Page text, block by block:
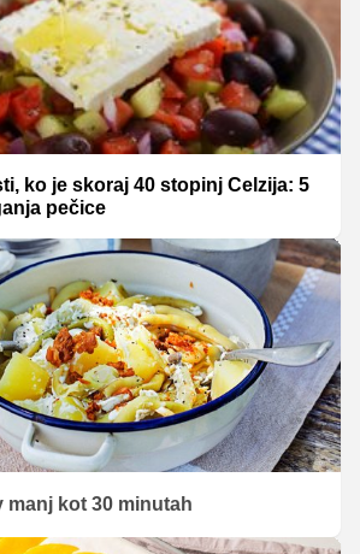
ko je skoraj 40 stopinj Celzija: 5
pečice
manj kot 30 minutah